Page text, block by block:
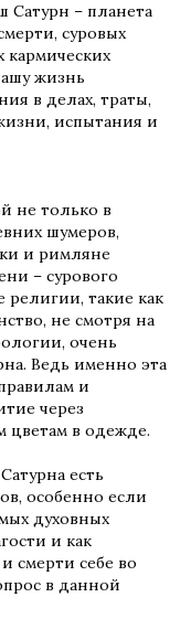
Сатурн – планета
суровых
кармических
жизнь
в делах, траты,
испытания и
не только в
шумеров,
и римляне
– сурового
такие как
не смотря на
очень
Ведь именно эта
и
через
цветам в одежде.
есть
особенно если
духовных
и как
смерти себе во
в данной